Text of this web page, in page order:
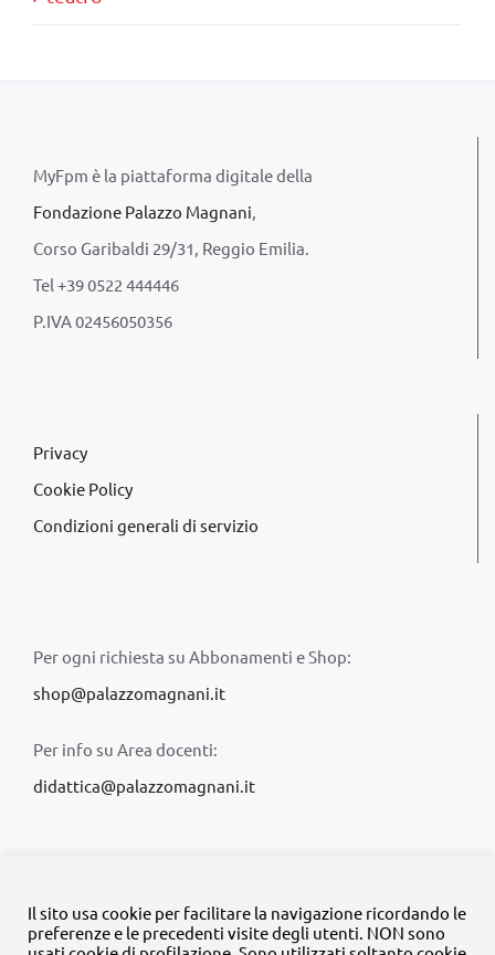
MyFpm è la piattaforma digitale della
Fondazione Palazzo Magnani
Corso Garibaldi 29/31, Reggio Emilia.
Tel +39 0522 444446
P.IVA 02456050356
Privacy
Cookie Policy
Condizioni generali di servizio
Per ogni richiesta su Abbonamenti e Shop:
shop@palazzomagnani.it
Per info su Area docenti:
didattica@palazzomagnani.it
© Copyright 2020 -2026 | Tutti i diritti riservati | MyFpm è un
Il sito usa cookie per facilitare la navigazione ricordando le
preferenze e le precedenti visite degli utenti. NON sono